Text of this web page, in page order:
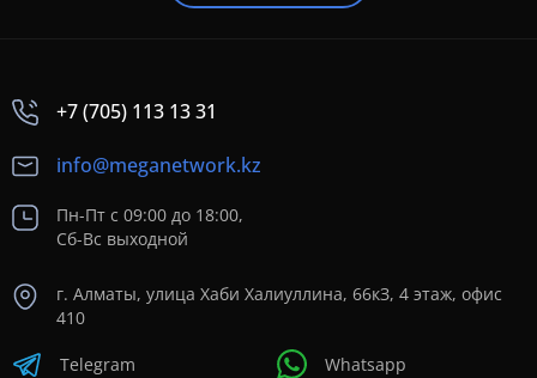
+7 (705) 113 13 31
info@meganetwork.kz
Пн-Пт с 09:00 до 18:00,
Сб-Вс выходной
г. Алматы, улица Хаби Халиуллина, 66кЗ, 4 этаж, офис
410
Telegram Whatsapp